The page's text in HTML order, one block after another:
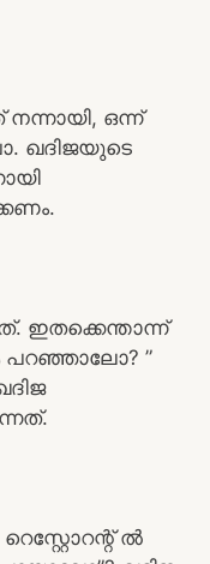
ഒന്ന്
ഖദിജയുടെ
ഇതക്കെന്താന്ന്
പറഞ്ഞാലോ? ”
ൽ